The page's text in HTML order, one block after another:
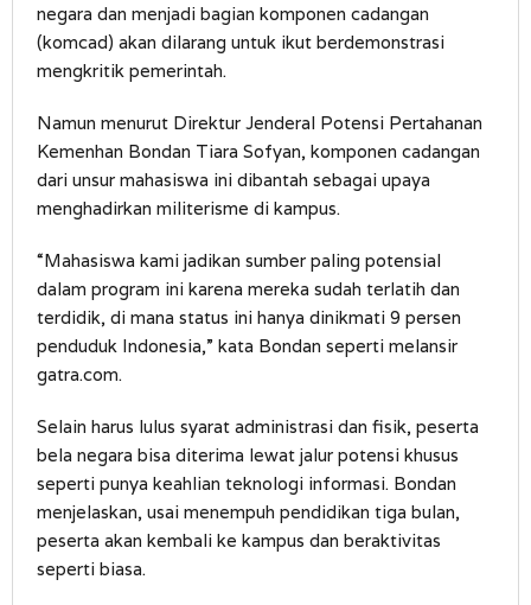
negara dan menjadi bagian komponen cadangan
(komcad) akan dilarang untuk ikut berdemonstrasi
mengkritik pemerintah.
Namun menurut Direktur Jenderal Potensi Pertahanan
Kemenhan Bondan Tiara Sofyan, komponen cadangan
dari unsur mahasiswa ini dibantah sebagai upaya
menghadirkan militerisme di kampus.
“Mahasiswa kami jadikan sumber paling potensial
dalam program ini karena mereka sudah terlatih dan
terdidik, di mana status ini hanya dinikmati 9 persen
penduduk Indonesia,” kata Bondan seperti melansir
gatra.com.
Selain harus lulus syarat administrasi dan fisik, peserta
bela negara bisa diterima lewat jalur potensi khusus
seperti punya keahlian teknologi informasi. Bondan
menjelaskan, usai menempuh pendidikan tiga bulan,
peserta akan kembali ke kampus dan beraktivitas
seperti biasa.